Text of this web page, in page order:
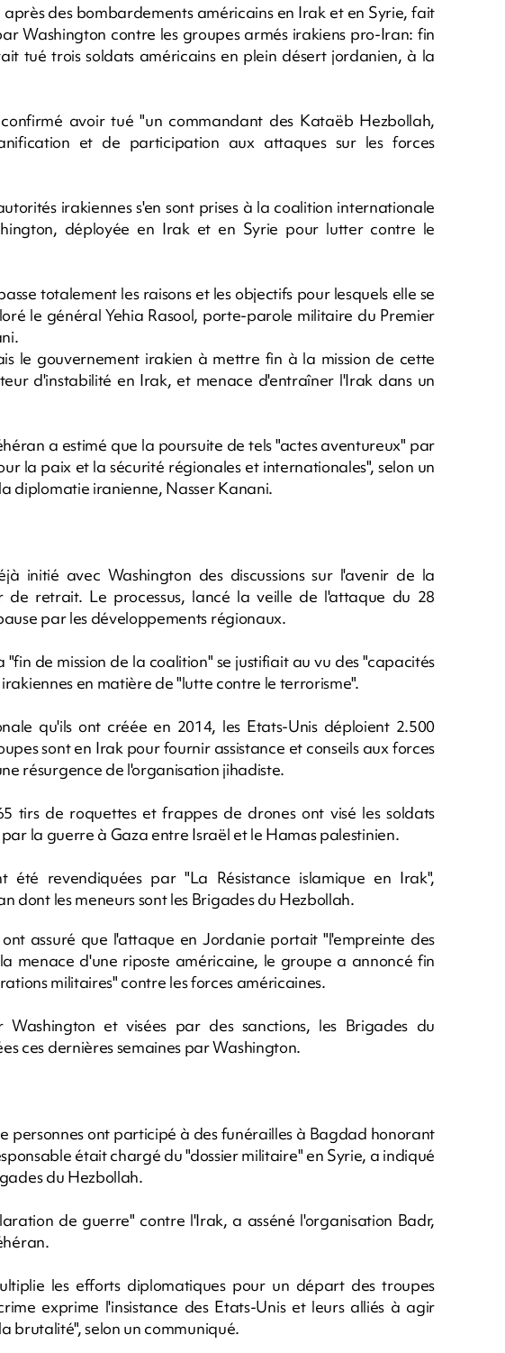
des bombardements américains en Irak et en Syrie, fait
Washington contre les groupes armés irakiens pro-Iran: fin
tué trois soldats américains en plein désert jordanien, à la
avoir tué "un commandant des Kataëb Hezbollah,
et de participation aux attaques sur les forces
irakiennes s'en sont prises à la coalition internationale
déployée en Irak et en Syrie pour lutter contre le
totalement les raisons et les objectifs pour lesquels elle se
le général Yehia Rasool, porte-parole militaire du Premier
le gouvernement irakien à mettre fin à la mission de cette
d'instabilité en Irak, et menace d'entraîner l'Irak dans un
a estimé que la poursuite de tels "actes aventureux" par
la paix et la sécurité régionales et internationales", selon un
diplomatie iranienne, Nasser Kanani.
initié avec Washington des discussions sur l'avenir de la
de retrait. Le processus, lancé la veille de l'attaque du 28
par les développements régionaux.
de mission de la coalition" se justifiait au vu des "capacités
en matière de "lutte contre le terrorisme".
qu'ils ont créée en 2014, les Etats-Unis déploient 2.500
sont en Irak pour fournir assistance et conseils aux forces
résurgence de l'organisation jihadiste.
tirs de roquettes et frappes de drones ont visé les soldats
la guerre à Gaza entre Israël et le Hamas palestinien.
revendiquées par "La Résistance islamique en Irak",
dont les meneurs sont les Brigades du Hezbollah.
assuré que l'attaque en Jordanie portait "l'empreinte des
menace d'une riposte américaine, le groupe a annoncé fin
militaires" contre les forces américaines.
Washington et visées par des sanctions, les Brigades du
ces dernières semaines par Washington.
personnes ont participé à des funérailles à Bagdad honorant
était chargé du "dossier militaire" en Syrie, a indiqué
du Hezbollah.
de guerre" contre l'Irak, a asséné l'organisation Badr,
les efforts diplomatiques pour un départ des troupes
exprime l'insistance des Etats-Unis et leurs alliés à agir
brutalité", selon un communiqué.